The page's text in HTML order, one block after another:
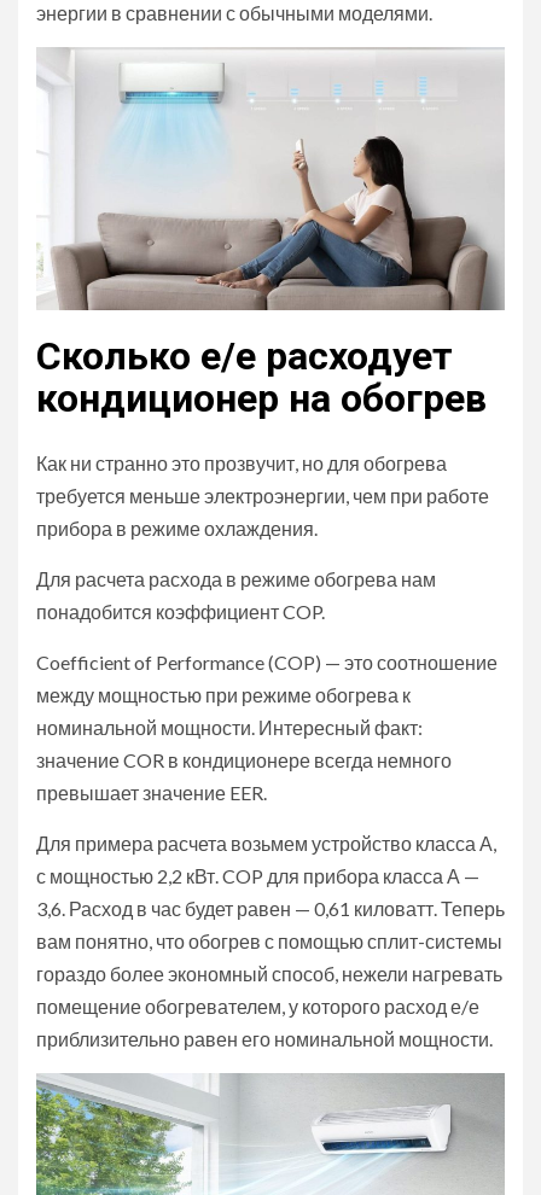
энергии в сравнении с обычными моделями.
Сколько е/е расходует
кондиционер на обогрев
Как ни странно это прозвучит, но для обогрева
требуется меньше электроэнергии, чем при работе
прибора в режиме охлаждения.
Для расчета расхода в режиме обогрева нам
понадобится коэффициент COP.
Coefficient of Performance (COP) — это соотношение
между мощностью при режиме обогрева к
номинальной мощности. Интересный факт:
значение COR в кондиционере всегда немного
превышает значение EER.
Для примера расчета возьмем устройство класса А,
с мощностью 2,2 кВт. COP для прибора класса А —
3,6. Расход в час будет равен — 0,61 киловатт. Теперь
вам понятно, что обогрев с помощью сплит-системы
гораздо более экономный способ, нежели нагревать
помещение обогревателем, у которого расход е/е
приблизительно равен его номинальной мощности.